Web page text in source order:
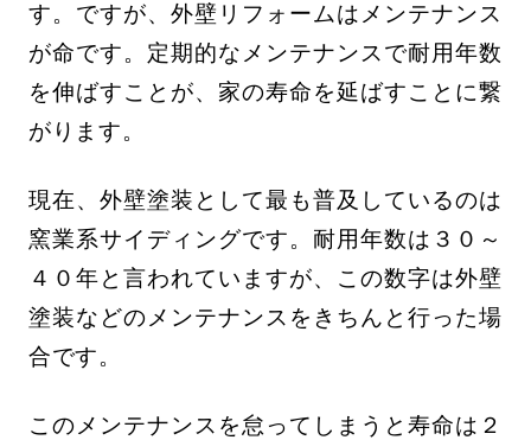
す。ですが、外壁リフォームはメンテナンス
が命です。定期的なメンテナンスで耐用年数
を伸ばすことが、家の寿命を延ばすことに繋
がります。
現在、外壁塗装として最も普及しているのは
窯業系サイディングです。耐用年数は３０～
４０年と言われていますが、この数字は外壁
塗装などのメンテナンスをきちんと行った場
合です。
このメンテナンスを怠ってしまうと寿命は２